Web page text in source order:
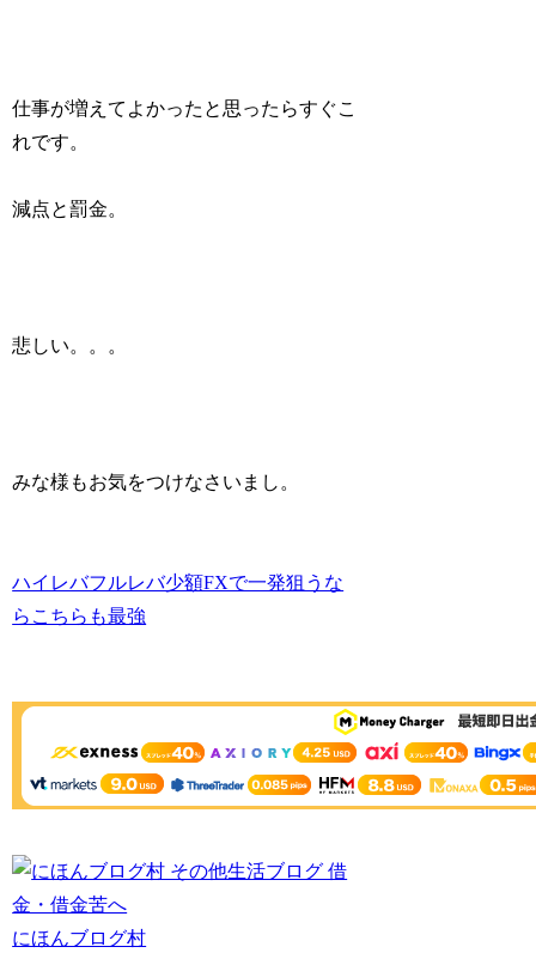
仕事が増えてよかったと思ったらすぐこ
れです。
減点と罰金。
悲しい。。。
みな様もお気をつけなさいまし。
ハイレバフルレバ少額FXで一発狙うな
らこちらも最強
にほんブログ村